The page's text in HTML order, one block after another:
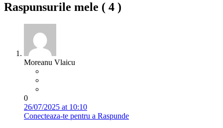
Raspunsurile mele ( 4 )
Moreanu Vlaicu
0
26/07/2025 at 10:10
Conecteaza-te pentru a Raspunde